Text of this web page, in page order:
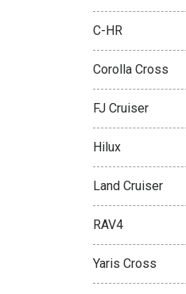
C-HR
Corolla Cross
FJ Cruiser
Hilux
Land Cruiser
RAV4
Yaris Cross